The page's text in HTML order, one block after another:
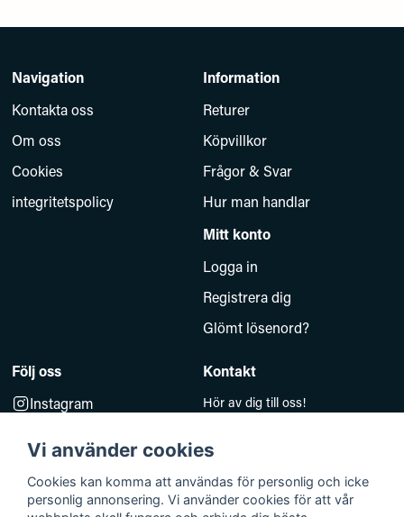
Navigation
Kontakta oss
Om oss
Cookies
integritetspolicy
Information
Returer
Köpvillkor
Frågor & Svar
Hur man handlar
Mitt konto
Logga in
Registrera dig
Glömt lösenord?
Följ oss
Instagram
Kontakt
Hör av dig till oss!
kundsupport@baddkompaniet.se
Telefon:044-813 00
Org.nr 5594278177
Vi använder cookies
Cookies kan komma att användas för personlig och icke
personlig annonsering. Vi använder cookies för att vår